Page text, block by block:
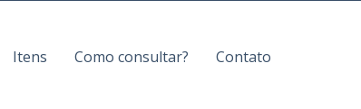
Itens Como consultar? Contato